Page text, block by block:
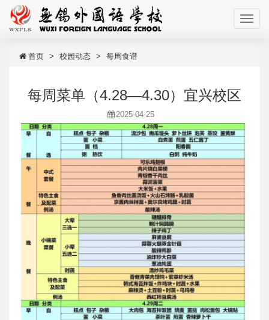
首页 校园动态 每周食谱
每周菜单（4.28—4.30）宜兴校区
2025-04-25